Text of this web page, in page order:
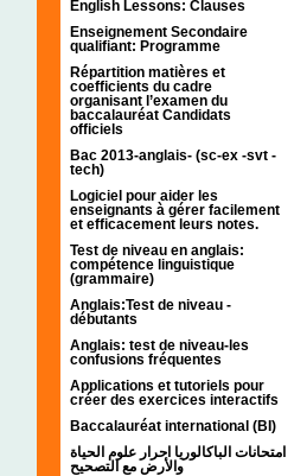
English Lessons: Clauses
Enseignement Secondaire
qualifiant: Programme
Répartition matières et
coefficients du cadre
organisant l’examen du
baccalauréat Candidats
officiels
Bac 2013-anglais- (sc-ex -svt -
tech)
Logiciel pour aider les
enseignants à gérer facilement
et efficacement leurs notes.
Test de niveau en anglais:
compétence linguistique
(grammaire)
Anglais:Test de niveau -
débutants
Anglais: test de niveau-les
confusions fréquentes
Applications et tutoriels pour
créer des exercices interactifs
Baccalauréat international (BI)
امتحانات الباكالوريا احرار علوم الحياة
والأرض مع التصحيح